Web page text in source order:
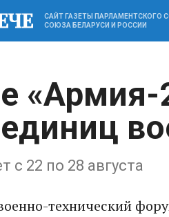
САЙТ ГАЗЕТЫ ПАРЛАМЕНТСКОГО
СОЮЗА БЕЛАРУСИ И РОССИИ
«Армия-
с 22 по 28 августа
технический